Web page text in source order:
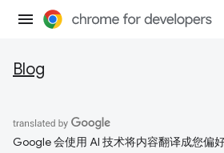
Blog
Google 会使用 AI 技术将内容翻译成您偏